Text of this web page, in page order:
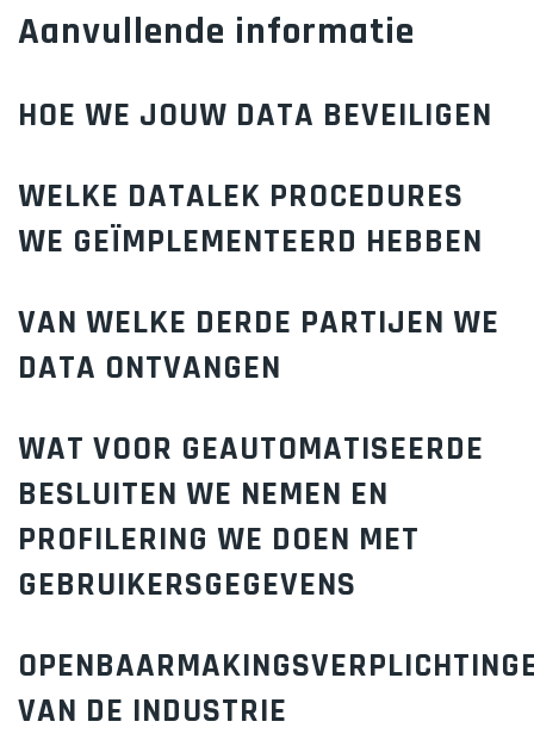
Aanvullende informatie
HOE WE JOUW DATA BEVEILIGEN
WELKE DATALEK PROCEDURES
WE GEÏMPLEMENTEERD HEBBEN
VAN WELKE DERDE PARTIJEN WE
DATA ONTVANGEN
WAT VOOR GEAUTOMATISEERDE
BESLUITEN WE NEMEN EN
PROFILERING WE DOEN MET
GEBRUIKERSGEGEVENS
VAN DE INDUSTRIE